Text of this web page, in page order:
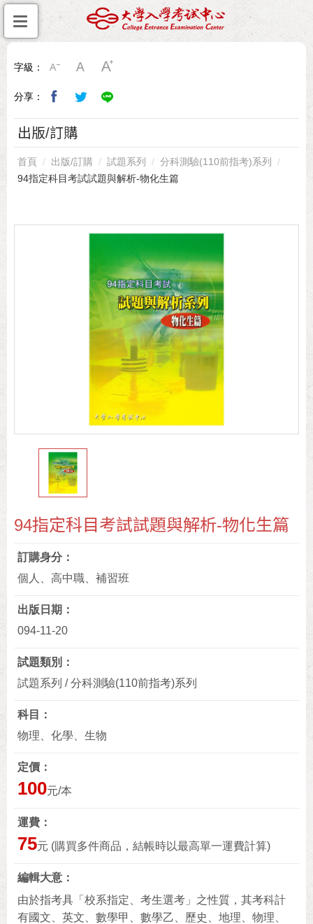
字級：
分享：
出版/訂購
首頁 出版/訂購 試題系列
分科測驗(110前指考)系列
94指定科目考試試題與解析-物化生篇
94指定科目考試試題與解析-物化生篇
訂購身分
個人、高中職、補習班
出版日期
094-11-20
試題類別
試題系列 / 分科測驗(110前指考)系列
科目
物理、化學、生物
定價
100元/本
運費
75元 (購買多件商品，結帳時以最高單一運費計算)
編輯大意
由於指考具「校系指定、考生選考」之性質，其考科計
有國文、英文、數學甲、數學乙、歷史、地理、物理、